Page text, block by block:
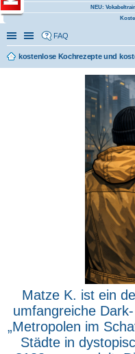
NEU:
Schnellzugriff
Linkliste
FAQ
kostenlose Kochrezepte und
Matze K. ist ein
umfangreiche
„Metropolen im
Städte in